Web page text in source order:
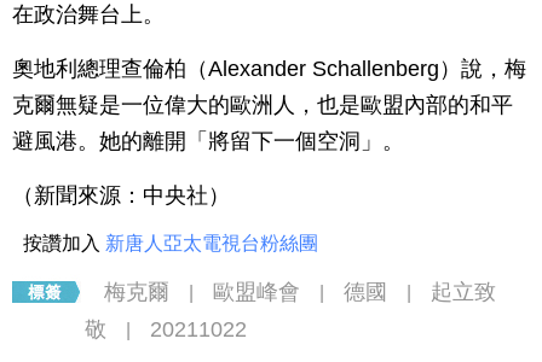
在政治舞台上。
奧地利總理查倫柏（Alexander Schallenberg）說，梅
克爾無疑是一位偉大的歐洲人，也是歐盟內部的和平
避風港。她的離開「將留下一個空洞」。
（新聞來源：中央社）
按讚加入 新唐人亞太電視台粉絲團
梅克爾 歐盟峰會 德國
起立致
敬
20211022